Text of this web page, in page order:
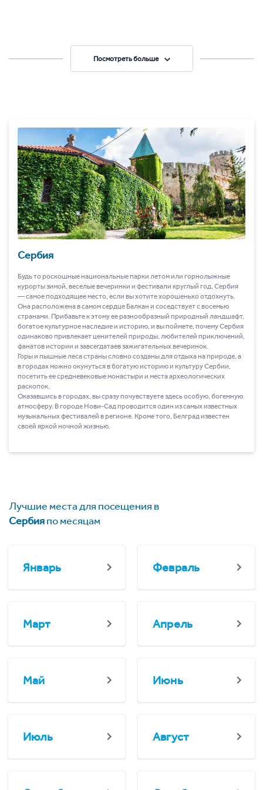
Посмотреть больше
Сербия
Будь то роскошные национальные парки летом или горнолыжные
курорты зимой, веселые вечеринки и фестивали круглый год, Сербия
― самое подходящее место, если вы хотите хорошенько отдохнуть.
Она расположена в самом сердце Балкан и соседствует с восемью
странами. Прибавьте к этому ее разнообразный природный ландшафт,
богатое культурное наследие и историю, и вы поймете, почему Сербия
одинаково привлекает ценителей природы, любителей приключений,
фанатов истории и завсегдатаев зажигательных вечеринок.
Горы и пышные леса страны словно созданы для отдыха на природе, а
в городах можно окунуться в богатую историю и культуру Сербии,
посетить ее средневековые монастыри и места археологических
раскопок.
Оказавшись в городах, вы сразу почувствуете здесь особую, богемную
атмосферу. В городе Нови-Сад проводится один из самых известных
музыкальных фестивалей в регионе. Кроме того, Белград известен
своей яркой ночной жизнью.
Лучшие места для посещения в
Сербияпо месяцам
Январь Февраль
Март Апрель
Май Июнь
Июль Август